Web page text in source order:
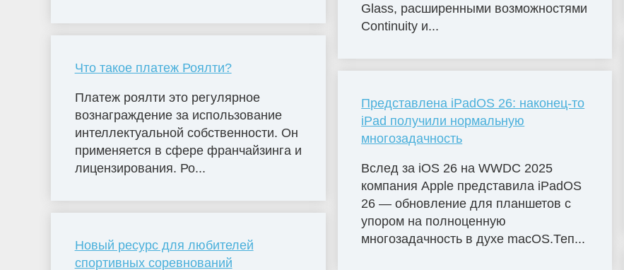
Что такое платеж Роялти?
Платеж роялти это регулярное
вознаграждение за использование
интеллектуальной собственности. Он
применяется в сфере франчайзинга и
лицензирования. Ро...
Новый ресурс для любителей
спортивных соревнований
Glass, расширенными возможностями
Continuity и...
Представлена iPadOS 26: наконец-то
iPad получили нормальную
многозадачность
Вслед за iOS 26 на WWDC 2025
компания Apple представила iPadOS
26 — обновление для планшетов с
упором на полноценную
многозадачность в духе macOS.Теп...